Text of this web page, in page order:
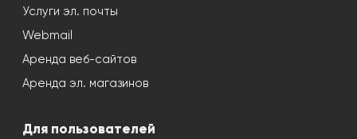
Услуги эл. почты
Webmail
Аренда веб-сайтов
Аренда эл. магазинов
Для пользователей